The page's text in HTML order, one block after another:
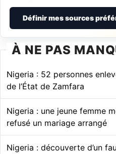
Définir mes sources
À NE PAS
Nigeria : 52 personnes
de l’État de Zamfara
Nigeria : une jeune femme
refusé un mariage arrangé
Nigeria : découverte d’un